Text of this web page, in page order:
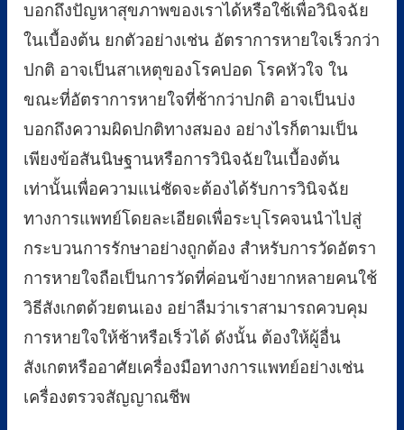
บอกถึงปัญหาสุขภาพของเราได้หรือใช้เพื่อวินิจฉัย
ในเบื้องต้น ยกตัวอย่างเช่น อัตราการหายใจเร็วกว่า
ปกติ อาจเป็นสาเหตุของโรคปอด โรคหัวใจ ใน
ขณะที่อัตราการหายใจที่ช้ากว่าปกติ อาจเป็นบ่ง
บอกถึงความผิดปกติทางสมอง อย่างไรก็ตามเป็น
เพียงข้อสันนิษฐานหรือการวินิจฉัยในเบื้องต้น
เท่านั้นเพื่อความแน่ชัดจะต้องได้รับการวินิจฉัย
ทางการแพทย์โดยละเอียดเพื่อระบุโรคจนนำไปสู่
กระบวนการรักษาอย่างถูกต้อง สำหรับการวัดอัตรา
การหายใจถือเป็นการวัดที่ค่อนข้างยากหลายคนใช้
วิธีสังเกตด้วยตนเอง อย่าลืมว่าเราสามารถควบคุม
การหายใจให้ช้าหรือเร็วได้ ดังนั้น ต้องให้ผู้อื่น
สังเกตหรืออาศัยเครื่องมือทางการแพทย์อย่างเช่น
เครื่องตรวจสัญญาณชีพ